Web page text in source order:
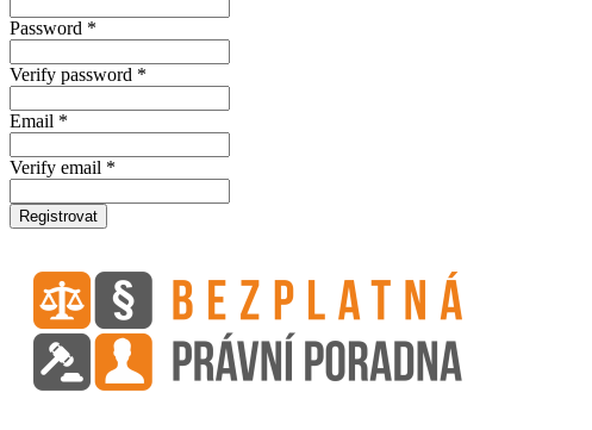
Password *
Verify password *
Email *
Verify email *
Registrovat